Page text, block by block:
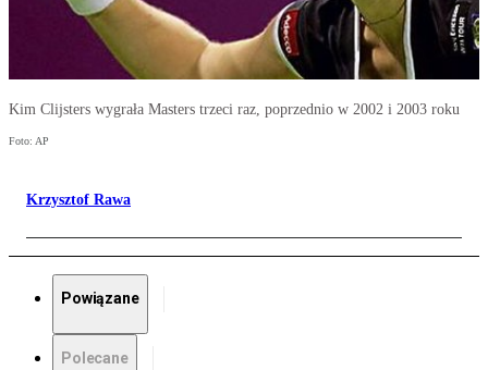
Kim Clijsters wygrała Masters trzeci raz, poprzednio w 2002 i 2003 roku
Foto: AP
Krzysztof Rawa
Powiązane
Polecane